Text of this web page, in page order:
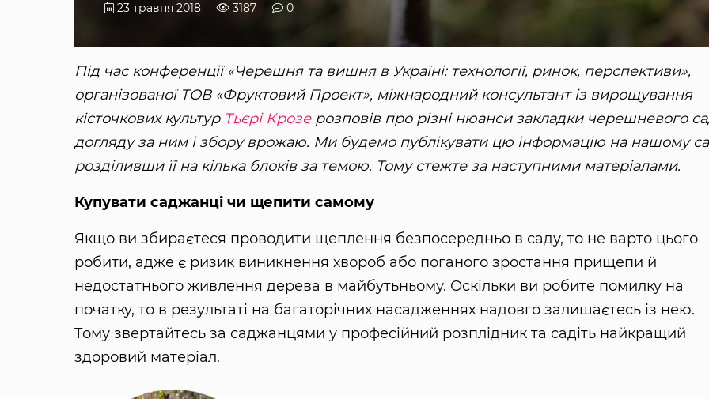
23 травня 2018 3187 0
Під час конференції «Черешня та вишня в Україні: технології, ринок, перспективи»,
організованої ТОВ «Фруктовий Проект», міжнародний консультант із вирощування
кісточкових культур Тьєрі Крозерозповів про різні нюанси закладки черешневого
догляду за ним і збору врожаю. Ми будемо публікувати цю інформацію на нашому
розділивши її на кілька блоків за темою. Тому стежте за наступними матеріалами.
Купувати саджанці чи щепити самому
Якщо ви збираєтеся проводити щеплення безпосередньо в саду, то не варто цього
робити, адже є ризик виникнення хвороб або поганого зростання прищепи й
недостатнього живлення дерева в майбутьньому. Оскільки ви робите помилку на
початку, то в результаті на багаторічних насадженнях надовго залишаєтесь із нею.
Тому звертайтесь за саджанцями у професійний розплідник та садіть найкращий
здоровий матеріал.